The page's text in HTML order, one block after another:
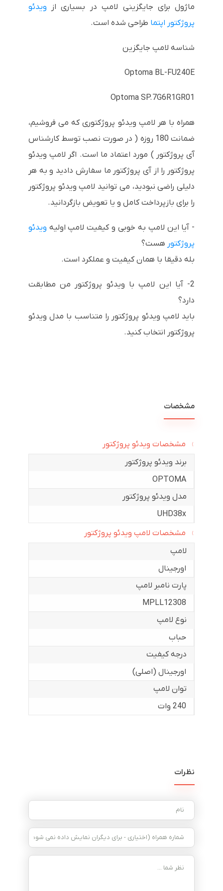
ماژول برای جایگزینی لامپ در بسیاری از ویدئو
پروژکتور اپتما طراحی شده است.
شناسه لامپ جایگزین
Optoma BL-FU240E
Optoma SP.7G6R1GR01
همراه با هر لامپ ویدئو پروژکتوری که می فروشیم،
ضمانت 180 روزه ( در صورت نصب توسط کارشناس
آی پروژکتور ) مورد اعتماد ما است. اگر لامپ ویدئو
پروژکتور را از آی پروژکتور ما سفارش دادید و به هر
دلیلی راضی نبودید، می توانید لامپ ویدئو پروژکتور
را برای بازپرداخت کامل و یا تعویض بازگردانید.
- آیا این لامپ به خوبی و کیفیت لامپ اولیه ویدئو
پروژکتور هست؟
بله دقیقا با همان کیفیت و عملکرد است.
2- آیا این لامپ با ویدئو پروژکتور من مطابقت
دارد؟
باید لامپ ویدئو پروژکتور را متناسب با مدل ویدئو
پروژکتور انتخاب کنید.
مشخصات
مشخصات ویدئو پروژکتور
برند ویدئو پروژکتور
OPTOMA
مدل ویدئو پروژکتور
UHD38x
مشخصات لامپ ویدئو پروژکتور
لامپ
اورجینال
پارت نامبر لامپ
MPLL12308
نوع لامپ
حباب
درجه کیفیت
اورجینال (اصلی)
توان لامپ
240 وات
نظرات